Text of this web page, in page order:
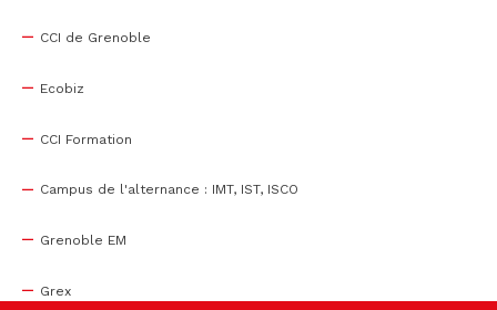
CCI de Grenoble
Ecobiz
CCI Formation
Campus de l'alternance : IMT, IST, ISCO
Grenoble EM
Grex